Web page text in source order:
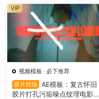
– S-Log3 LUT Pack（1260
2）
视频模板 · 必下推荐
胶片转场
AE模板：复古怀旧
胶片打孔污垢噪点纹理电影帧
VIP